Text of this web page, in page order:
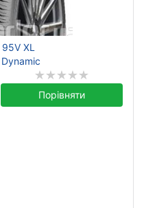
XL
Порівняти